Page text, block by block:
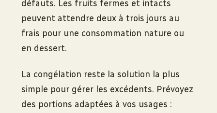
défauts. Les fruits fermes et intacts
peuvent attendre deux à trois jours au
frais pour une consommation nature ou
en dessert.
La congélation reste la solution la plus
simple pour gérer les excédents. Prévoyez
des portions adaptées à vos usages :